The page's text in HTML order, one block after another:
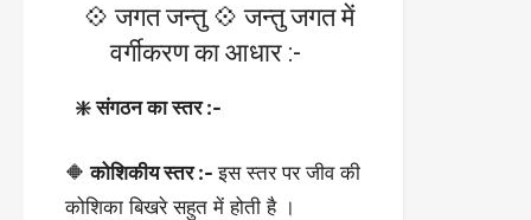
💠 जगत जन्तु 💠 जन्तु जगत में
वर्गीकरण का आधार :-
❇️ संगठन का स्तर :-
🔶 कोशिकीय स्तर :-इस स्तर पर जीव की
कोशिका बिखरे सहुत में होती है ।